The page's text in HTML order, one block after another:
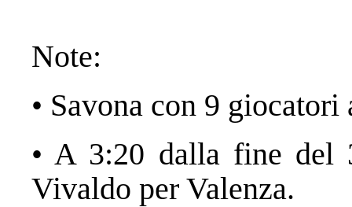
Note:
• Savona con 9
• A 3:20 dalla fine del
Vivaldo per Valenza.